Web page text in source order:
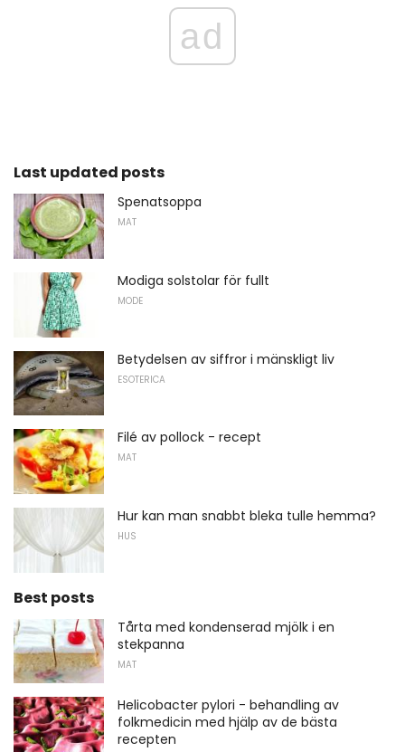
ad
Last updated posts
Spenatsoppa
MAT
Modiga solstolar för fullt
MODE
Betydelsen av siffror i mänskligt liv
ESOTERICA
Filé av pollock - recept
MAT
Hur kan man snabbt bleka tulle hemma?
HUS
Best posts
Tårta med kondenserad mjölk i en
stekpanna
MAT
Helicobacter pylori - behandling av
folkmedicin med hjälp av de bästa
recepten